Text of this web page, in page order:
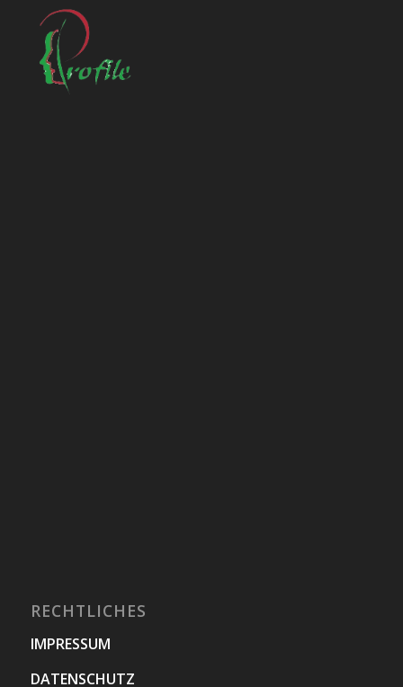
RECHTLICHES
IMPRESSUM
DATENSCHUTZ